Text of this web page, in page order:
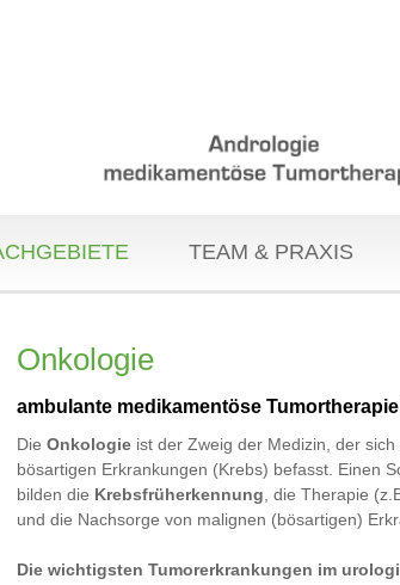
TEAM & PRAXIS
Onkologie
ambulante medikamentöse
Die Onkologie ist der Zweig der Medizin, der
bösartigen Erkrankungen (Krebs) befasst. Einen
bilden die Krebsfrüherkennung , die Therapie
und die Nachsorge von malignen (bösartigen)
Die wichtigsten Tumorerkrankungen im